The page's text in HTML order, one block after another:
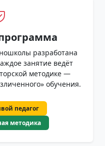
разработана
занятие ведёт
методике —
обучения.
педагог
методика